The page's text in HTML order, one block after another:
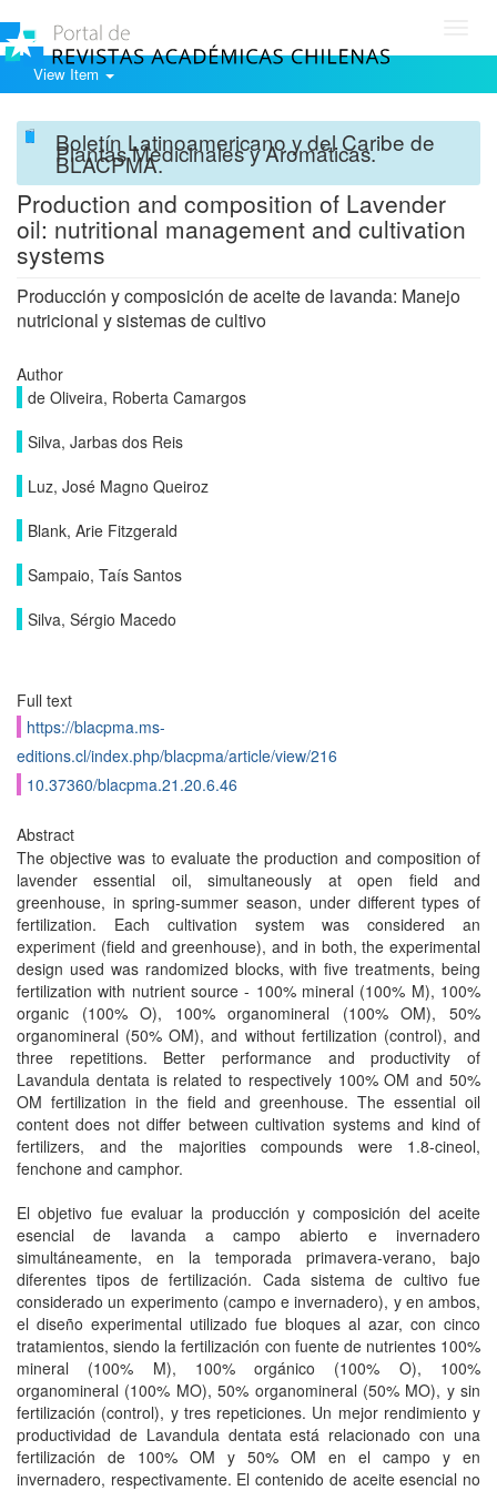
View Item
Boletín Latinoamericano y del Caribe de
Plantas Medicinales y Aromáticas.
BLACPMA.
Production and composition of Lavender
oil: nutritional management and cultivation
systems
Producción y composición de aceite de lavanda: Manejo
nutricional y sistemas de cultivo
Author
de Oliveira, Roberta Camargos
Silva, Jarbas dos Reis
Luz, José Magno Queiroz
Blank, Arie Fitzgerald
Sampaio, Taís Santos
Silva, Sérgio Macedo
Full text
https://blacpma.ms-
editions.cl/index.php/blacpma/article/view/216
10.37360/blacpma.21.20.6.46
Abstract
The objective was to evaluate the production and composition of
lavender essential oil, simultaneously at open field and
greenhouse, in spring-summer season, under different types of
fertilization. Each cultivation system was considered an
experiment (field and greenhouse), and in both, the experimental
design used was randomized blocks, with five treatments, being
fertilization with nutrient source - 100% mineral (100% M), 100%
organic (100% O), 100% organomineral (100% OM), 50%
organomineral (50% OM), and without fertilization (control), and
three repetitions. Better performance and productivity of
Lavandula dentata is related to respectively 100% OM and 50%
OM fertilization in the field and greenhouse. The essential oil
content does not differ between cultivation systems and kind of
fertilizers, and the majorities compounds were 1.8-cineol,
fenchone and camphor.
El objetivo fue evaluar la producción y composición del aceite
esencial de lavanda a campo abierto e invernadero
simultáneamente, en la temporada primavera-verano, bajo
diferentes tipos de fertilización. Cada sistema de cultivo fue
considerado un experimento (campo e invernadero), y en ambos,
el diseño experimental utilizado fue bloques al azar, con cinco
tratamientos, siendo la fertilización con fuente de nutrientes 100%
mineral (100% M), 100% orgánico (100% O), 100%
organomineral (100% MO), 50% organomineral (50% MO), y sin
fertilización (control), y tres repeticiones. Un mejor rendimiento y
productividad de Lavandula dentata está relacionado con una
fertilización de 100% OM y 50% OM en el campo y en
invernadero, respectivamente. El contenido de aceite esencial no